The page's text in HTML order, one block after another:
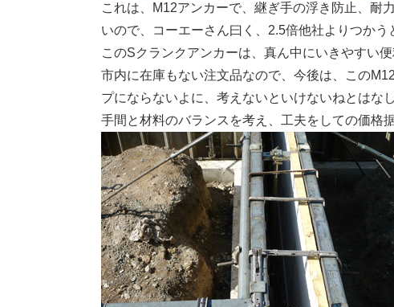
これは、M12アンカーで、継ぎ手の浮き防止、耐
いので、コーエーさん曰く、2.5倍他社よりつかう
このSクランクアンカーは、真ん中にいきやすい
市内に在庫もない注文品なので、今後は、この
プにならないよに、考えないといけないねとはな
手間と材料のバランスを考え、工夫をしての価格据